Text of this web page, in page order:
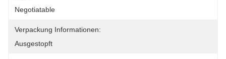
Negotiatable
Verpackung Informationen:
Ausgestopft